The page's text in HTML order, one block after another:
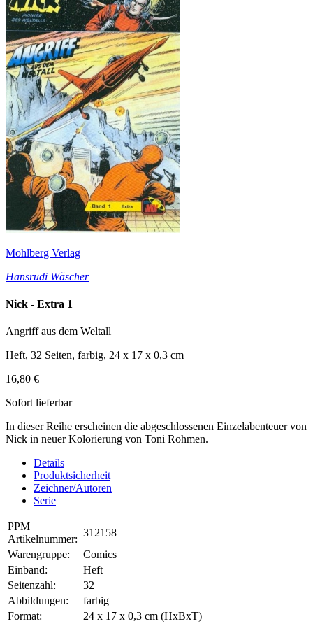
Mohlberg Verlag
Hansrudi Wäscher
Nick - Extra 1
Angriff aus dem Weltall
Heft, 32 Seiten, farbig, 24 x 17 x 0,3 cm
16,80 €
Sofort lieferbar
In dieser Reihe erscheinen die abgeschlossenen Einzelabenteuer von
Nick in neuer Kolorierung von Toni Rohmen.
Details
Produktsicherheit
Zeichner/Autoren
Serie
PPM
Artikelnummer:
312158
Warengruppe:
Comics
Einband:
Heft
Seitenzahl:
32
Abbildungen:
farbig
Format:
24 x 17 x 0,3 cm (HxBxT)